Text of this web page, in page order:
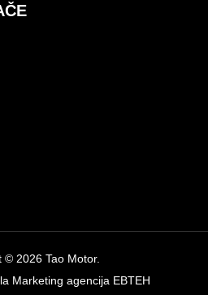
© 2026 Tao Motor.
Marketing agencija EBTEH